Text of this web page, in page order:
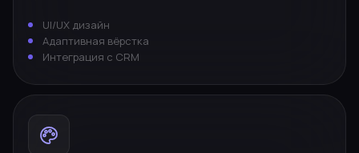
UI/UX дизайн
Адаптивная вёрстка
Интеграция с CRM